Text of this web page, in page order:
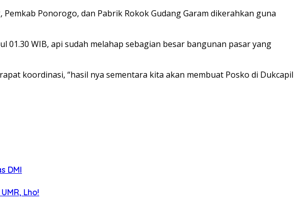
Ponorogo, dan Pabrik Rokok Gudang Garam dikerahkan guna
WIB, api sudah melahap sebagian besar bangunan pasar yang
koordinasi, “hasil nya sementara kita akan membuat Posko di Dukcapil
DMI
Lho!